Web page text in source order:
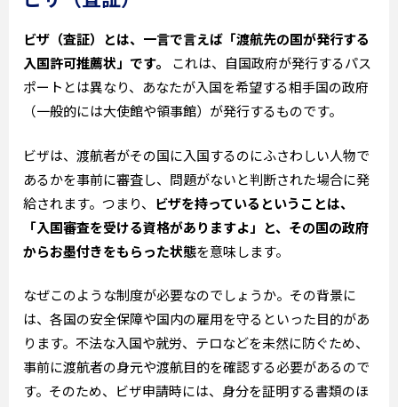
ビザ（査証）とは、一言で言えば「渡航先の国が発行する
入国許可推薦状」です。
これは、自国政府が発行するパス
ポートとは異なり、あなたが入国を希望する相手国の政府
（一般的には大使館や領事館）が発行するものです。
ビザは、渡航者がその国に入国するのにふさわしい人物で
あるかを事前に審査し、問題がないと判断された場合に発
給されます。つまり、 ビザを持っているということは、
「入国審査を受ける資格がありますよ」と、その国の政府
からお墨付きをもらった状態を意味します。
なぜこのような制度が必要なのでしょうか。その背景に
は、各国の安全保障や国内の雇用を守るといった目的があ
ります。不法な入国や就労、テロなどを未然に防ぐため、
事前に渡航者の身元や渡航目的を確認する必要があるので
す。そのため、ビザ申請時には、身分を証明する書類のほ